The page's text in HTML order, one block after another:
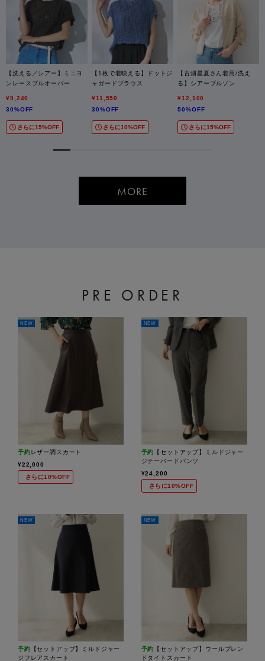
【洗える／シアー】ミニヨ
ンレースプルオーバー
¥9,240
30%OFF
さらに15%OFF
【1枚で着映える】ドットジ
ャガードブラウス
¥11,550
30%OFF
さらに10%OFF
【古畑星夏さん着用/洗え
る】シアーブルゾン
¥12,100
50%OFF
さらに15%OFF
MORE
PRE ORDER
NEW
予約レザー調スカート
¥22,000
さらに10%OFF
NEW
予約
【セットアップ】ミルドジャー
ジテーパードパンツ
¥24,200
さらに10%OFF
NEW
予約 【セットアップ】ミルドジャー
ジフレアスカート
NEW
予約
【セットアップ】ウールブレン
ドタイトスカート